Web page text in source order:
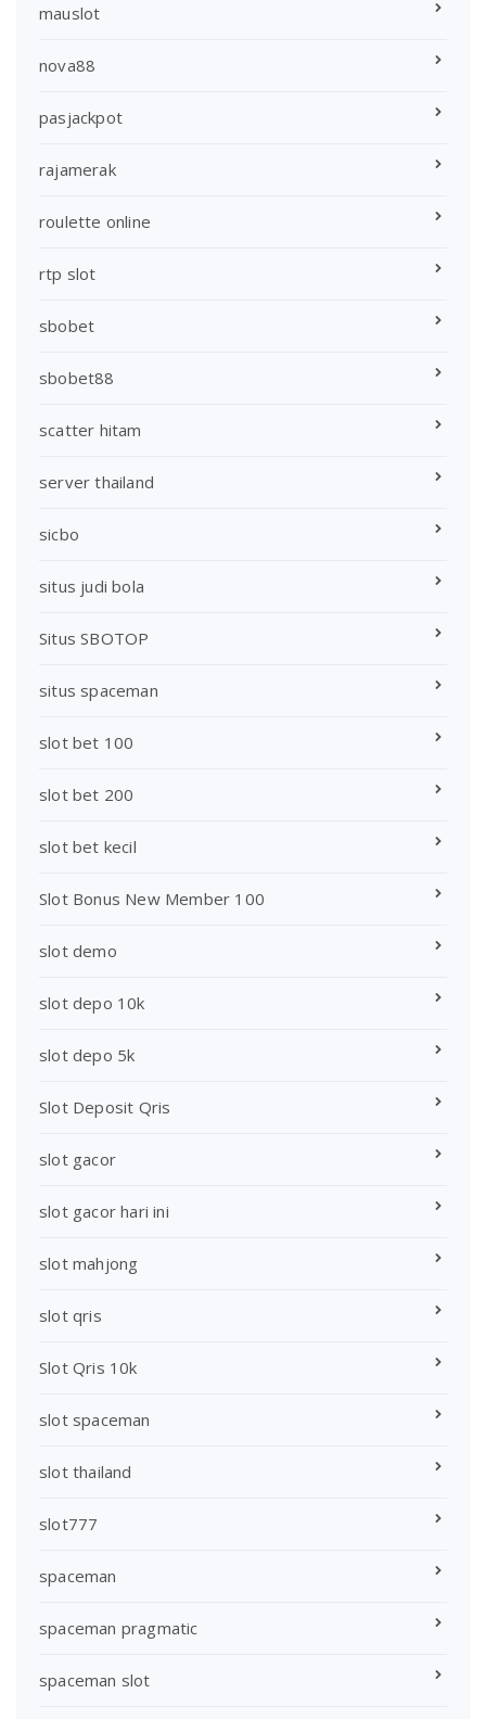
mauslot
nova88
pasjackpot
rajamerak
roulette online
rtp slot
sbobet
sbobet88
scatter hitam
server thailand
sicbo
situs judi bola
Situs SBOTOP
situs spaceman
slot bet 100
slot bet 200
slot bet kecil
Slot Bonus New Member 100
slot demo
slot depo 10k
slot depo 5k
Slot Deposit Qris
slot gacor
slot gacor hari ini
slot mahjong
slot qris
Slot Qris 10k
slot spaceman
slot thailand
slot777
spaceman
spaceman pragmatic
spaceman slot